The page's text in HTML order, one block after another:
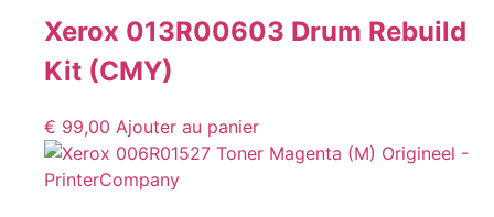
Xerox 013R00603 Drum Rebuild
Kit (CMY)
€ 99,00 Ajouter au panier